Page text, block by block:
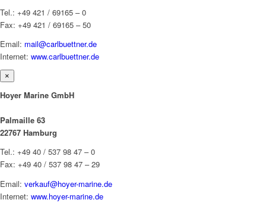
Tel.: +49 421 / 69165 – 0
Fax: +49 421 / 69165 – 50
Email: mail@carlbuettner.de
Internet: www.carlbuettner.de
×
Hoyer Marine GmbH
Palmaille 63
22767 Hamburg
Tel.: +49 40 / 537 98 47 – 0
Fax: +49 40 / 537 98 47 – 29
Email: verkauf@hoyer-marine.de
Internet: www.hoyer-marine.de